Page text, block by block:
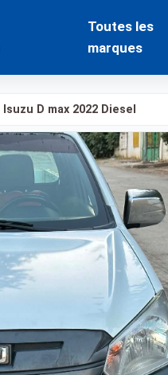
Toutes les
marques
Isuzu D max 2022 Diesel